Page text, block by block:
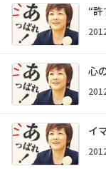
“
心
イ